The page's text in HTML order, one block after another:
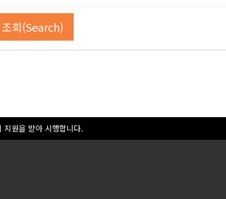
조회(Search)
지원을 받아 시행합니다.